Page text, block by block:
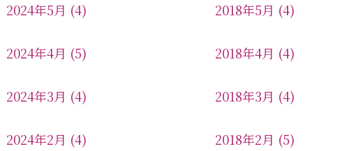
2024年5月 (4)
2024年4月 (5)
2024年3月 (4)
2024年2月 (4)
2018年5月 (4)
2018年4月 (4)
2018年3月 (4)
2018年2月 (5)